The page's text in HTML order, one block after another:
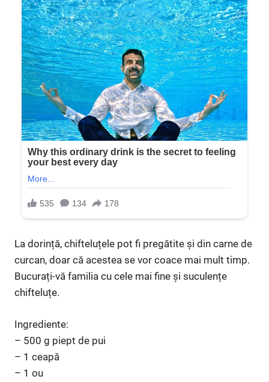
La dorință, chifteluțele pot fi pregătite și din carne de
curcan, doar că acestea se vor coace mai mult timp.
Bucurați-vă familia cu cele mai fine și suculențe
chifteluțe.
Ingrediente:
– 500 g piept de pui
– 1 ceapă
– 1 ou